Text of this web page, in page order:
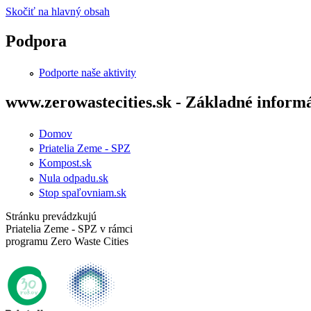
Skočiť na hlavný obsah
Podpora
Podporte naše aktivity
www.zerowastecities.sk - Základné
Domov
Priatelia Zeme - SPZ
Kompost.sk
Nula odpadu.sk
Stop spaľovniam.sk
Stránku prevádzkujú
Priatelia Zeme - SPZ v rámci
programu Zero Waste Cities